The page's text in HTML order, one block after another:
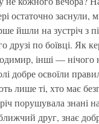
остаточно
йшли на зустріч з
друзі по боївці. Як
інші — нічого
добре освоїли
лише ті, хто має
порушувала
друг, знає